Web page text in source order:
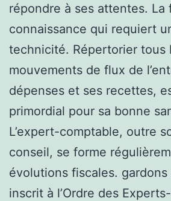
répondre à ses attentes. La
connaissance qui requiert
technicité. Répertorier tous
mouvements de flux de
dépenses et ses recettes,
primordial pour sa bonne
L’expert-comptable, outre
conseil, se forme
évolutions fiscales. gardons
inscrit à l’Ordre des